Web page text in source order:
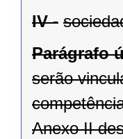
IV -
Parágrafo
serão
Anexo II